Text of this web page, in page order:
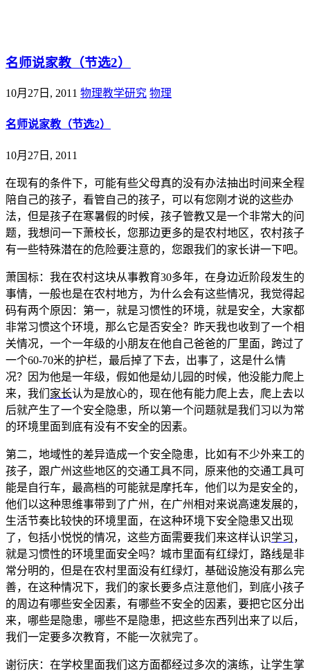
名师说家教（节选2）
10月27日, 2011 物理教学研究 物理
名师说家教（节选2）
10月27日, 2011
在现有的条件下，可能有些父母真的没有办法抽出时间来全程
陪自己的孩子，看管自己的孩子，可以有您刚才说的这些办
法，但是孩子在寒暑假的时候，孩子管教又是一个非常大的问
题，我想问一下萧校长，您那边更多的是农村地区，农村孩子
有一些特殊潜在的危险要注意的，您跟我们的家长讲一下吧。
萧国标：我在农村这块从事教育30多年，在身边近阶段发生的
事情，一般也是在农村地方，为什么会有这些情况，我觉得起
码有两个原因：第一，就是习惯性的环境，就是安全，大家都
非常习惯这个环境，那么它是否安全？昨天我也收到了一个相
关情况，一个一年级的小朋友在他自己爸爸的厂里面，跨过了
一个60-70米的护栏，最后掉了下去，出事了，这是什么情
况？因为他是一年级，假如他是幼儿园的时候，他没能力爬上
来，我们 家长认为是放心的，现在他有能力爬上去，爬上去以
后就产生了一个安全隐患，所以第一个问题就是我们习以为常
的环境里面到底有没有不安全的因素。
第二，地域性的差异造成一个安全隐患，比如有不少外来工的
孩子，跟广州这些地区的交通工具不同，原来他的交通工具可
能是自行车，最高档的可能就是摩托车，他们以为是安全的，
他们以这种思维事带到了广州，在广州相对来说高速发展的，
生活节奏比较快的环境里面，在这种环境下安全隐患又出现
了，包括小悦悦的情况，这些方面需要我们来这样认识学习，
就是习惯性的环境里面安全吗？城市里面有红绿灯，路线是非
常分明的，但是在农村里面没有红绿灯，基础设施没有那么完
善，在这种情况下，我们的家长要多点注意他们，到底小孩子
的周边有哪些安全因素，有哪些不安全的因素，要把它区分出
来，哪些是隐患，哪些不是隐患，把这些东西列出来了以后，
我们一定要多次教育，不能一次就完了。
谢衍庆：在学校里面我们这方面都经过多次的演练，让学生掌